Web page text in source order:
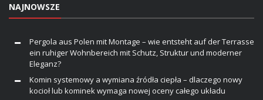
NAJNOWSZE
Pergola aus Polen mit Montage – wie entsteht auf der Terrasse
ein ruhiger Wohnbereich mit Schutz, Struktur und moderner
Eleganz?
Komin systemowy a wymiana źródła ciepła – dlaczego nowy
kocioł lub kominek wymaga nowej oceny całego układu